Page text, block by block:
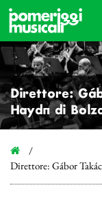
Direttore:
Haydn di
Direttore: Gábor